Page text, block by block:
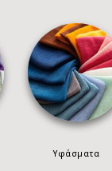
Υφάσματα